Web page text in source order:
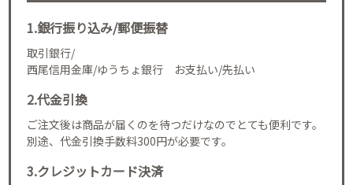
1.銀行振り込み/郵便振替
取引銀行/
西尾信用金庫/ゆうちょ銀行 お支払い/先払い
2.代金引換
ご注文後は商品が届くのを待つだけなのでとても便利です。
別途、代金引換手数料300円が必要です。
3.クレジットカード決済